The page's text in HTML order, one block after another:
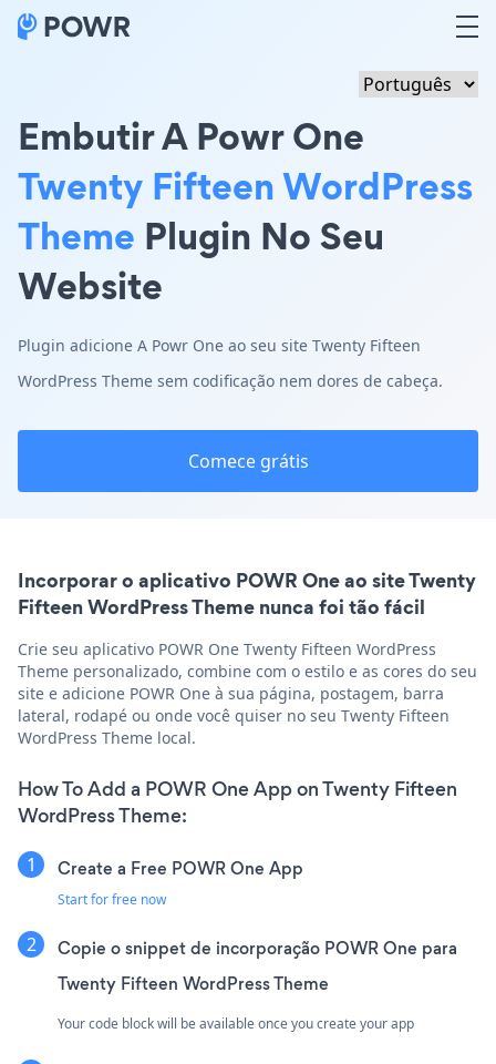
Embutir A Powr One
Twenty Fifteen WordPress
Theme Plugin No Seu
Website
Plugin adicione A Powr One ao seu site Twenty Fifteen
WordPress Theme sem codificação nem dores de cabeça.
Comece grátis
Incorporar o aplicativo POWR One ao site Twenty
Fifteen WordPress Theme nunca foi tão fácil
Crie seu aplicativo POWR One Twenty Fifteen WordPress
Theme personalizado, combine com o estilo e as cores do seu
site e adicione POWR One à sua página, postagem, barra
lateral, rodapé ou onde você quiser no seu Twenty Fifteen
WordPress Theme local.
How To Add a POWR One App on Twenty Fifteen
WordPress Theme:
Create a Free POWR One App
Start for free now
Copie o snippet de incorporação POWR One para
Twenty Fifteen WordPress Theme
Your code block will be available once you create your app